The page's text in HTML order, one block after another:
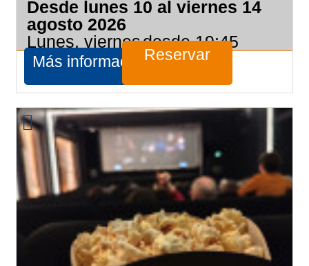
Desde lunes 10 al viernes 14
agosto 2026
Lunes, viernesdesde 19:45
Más informaciónReservar